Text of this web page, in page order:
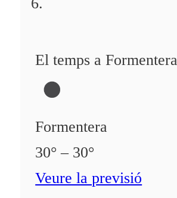
El temps a Formentera
Formentera
30° – 30°
Veure la previsió